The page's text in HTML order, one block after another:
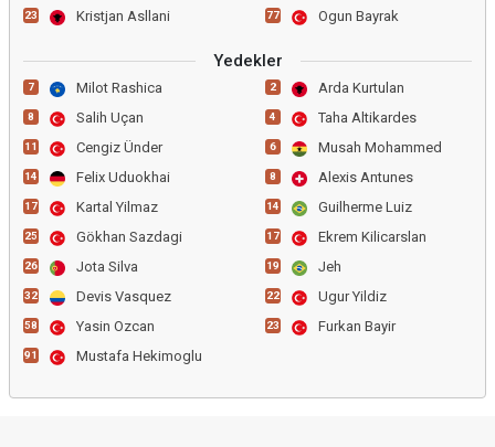
23 Kristjan Asllani 77 Ogun Bayrak
Yedekler
7 Milot Rashica
8 Salih Uçan
11 Cengiz Ünder
14 Felix Uduokhai
17 Kartal Yilmaz
25 Gökhan Sazdagi
26 Jota Silva
32 Devis Vasquez
58 Yasin Ozcan
91 Mustafa Hekimoglu
2 Arda Kurtulan
4 Taha Altikardes
6 Musah Mohammed
8 Alexis Antunes
14 Guilherme Luiz
17 Ekrem Kilicarslan
19 Jeh
22 Ugur Yildiz
23 Furkan Bayir